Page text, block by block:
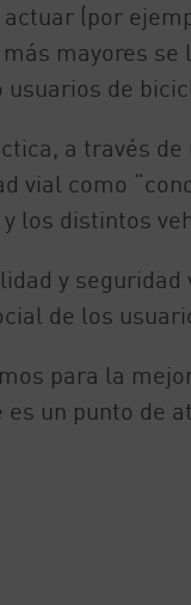
(por
mayores
de
a través
vial como
los distintos
y
de los
para la
un punto de